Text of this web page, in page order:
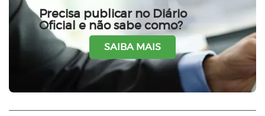
Precisa publicar no Diário
Oficial e não sabe como?
SAIBA MAIS